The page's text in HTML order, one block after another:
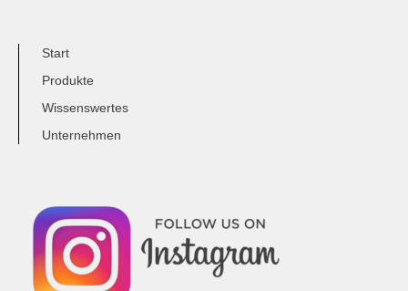
Start
Produkte
Wissenswertes
Unternehmen